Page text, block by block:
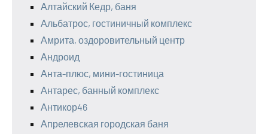
Алтайский Кедр, баня
Альбатрос, гостиничный комплекс
Амрита, оздоровительный центр
Андроид
Анта-плюс, мини-гостиница
Антарес, банный комплекс
Антикор46
Апрелевская городская баня